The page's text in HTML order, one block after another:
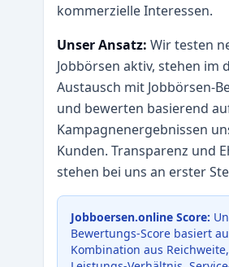
kommerzielle Interessen.
Unser Ansatz: Wir testen
Jobbörsen aktiv, stehen im
Austausch mit Jobbörsen-
und bewerten basierend
Kampagnenergebnissen
Kunden. Transparenz und
stehen bei uns an erster
Jobboersen.online Score:
Bewertungs-Score basiert
Kombination aus